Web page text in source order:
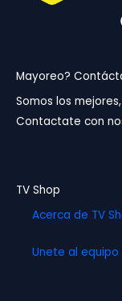
Mayoreo?
Somos los
Contactate con
TV Shop
Acerca de TV
Unete al equipo